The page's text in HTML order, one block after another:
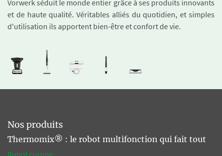
Vorwerk séduit le monde entier grâce à ses produits innovants
et de haute qualité. Véritables alliés du quotidien, et simples
d'utilisation ils apportent bien-être et confort de vie.
Nos produits
Thermomix® : le robot multifonction qui fait tout
Robot cuisine